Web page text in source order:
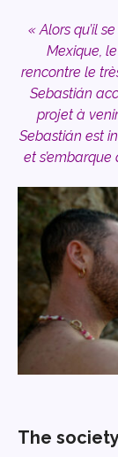
« Alors qu’il
Mexique,
rencontre le
Sebastián
projet à
Sebastián est
et
The